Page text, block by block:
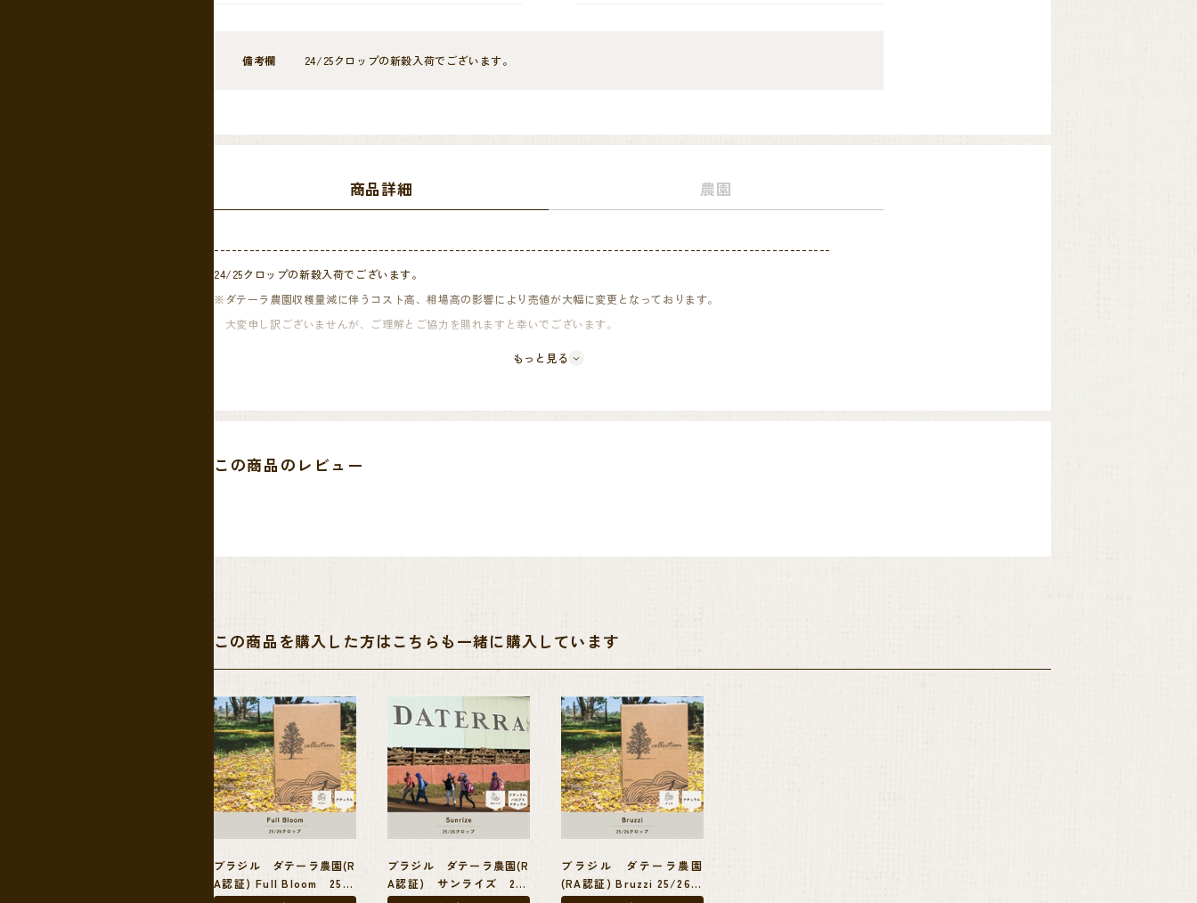
備考欄 24/25クロップの新穀入荷でございます。
商品詳細 農園
---------------------------------------------------------------------------------------------------------
24/25クロップの新穀入荷でございます。
※ダテーラ農園収穫量減に伴うコスト高、相場高の影響により売値が大幅に変更となっております。
大変申し訳ございませんが、ご理解とご協力を賜れますと幸いでございます。
農園の商品メニュー。
こちらのStardustはダテーラ農園の取り扱いカテゴリーの中でも、上位クラスに位置するCollectionシリーズの一つです。
く、農園内にはワーカーの為の住居、学校、セミナー施設、自然保護区等が整備され、持続可能な農業への意識がとても高いです。
直近では2030年までに2,000万本の植樹を行うことを目標とした”Trillion project”(トリリオン・プロジェクト)や自前の教育基金を設
立し、子供たちへの奨学金を提供する”Fundacao Educar”(フンダソン・エドゥカール)などRA認証が近年特に重要視しているいくつ
かの項目の解決にも通じうるものとして、独自の取り組みを自発的に行っています。
ダテーラ農園の現在の輸出営業マネージャーのGabriel Moreira氏は、まさにこの奨学金を得て勉学に励んだ人物で、今も、週末にこ
の基金が開講する週末の英語授業の講師を務めているなど助け合いの精神を持った優しい農園です。
す。
1ケースで24.2kgと軽量なことから、60kg麻袋と比べて使い勝手がよく、また、保管にも優れているのが特徴です。
もっと見る
この商品のレビュー
この商品を購入した方はこちらも一緒に購入しています
ブラジル ダテーラ農園(R
A認証) Full Bloom 25/2
ブラジル ダテーラ農園(R
A認証) サンライズ 25/
ブラジル ダテーラ農園
(RA認証) Bruzzi 25/26ク